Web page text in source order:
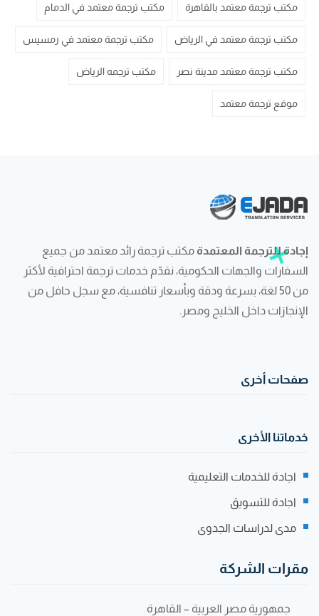
مكتب ترجمة معتمد بالقاهرة مكتب ترجمة معتمد في الدمام
مكتب ترجمة معتمد في الرياض مكتب ترجمة معتمد في رمسيس
مكتب ترجمة معتمد مدينة نصر مكتب ترجمه الرياض
موقع ترجمة معتمد
إجادة للترجمة المعتمدة مكتب ترجمة رائد معتمد من جميع
السفارات والجهات الحكومية، نقدّم خدمات ترجمة احترافية لأكثر
من 50 لغة، بسرعة ودقة وبأسعار تنافسية، مع سجل حافل من
الإنجازات داخل الخليج ومصر.
صفحات أخرى
خدماتنا الأخرى
اجادة للخدمات التعليمية
اجادة للتسويق
مدى لدراسات الجدوى
مقرات الشركة
جمهورية مصر العربية – القاهرة